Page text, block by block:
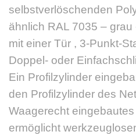
selbstverlöschenden
ähnlich RAL 7035 – grau
mit einer Tür , 3-Punkt-
Doppel- oder
Ein Profilzylinder
den Profilzylinder des
Waagerecht
ermöglicht